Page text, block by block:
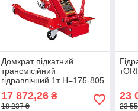
Домкрат підкатний
трансмісійний
гідравлічний 1т Н=175-805
17 872,26₴
18 237 ₴
23
23